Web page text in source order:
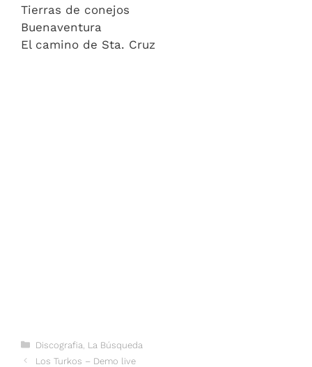
Tierras de conejos
Buenaventura
El camino de Sta. Cruz
Categorías
Discografia La Búsqueda
Los Turkos – Demo live